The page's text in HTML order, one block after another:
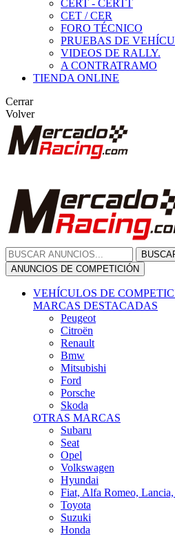
CERT - CERTT
CET / CER
FORO TÉCNICO
PRUEBAS DE
VIDEOS DE RALLY.
A CONTRATRAMO
TIENDA ONLINE
Cerrar
Volver
BUSCAR
ANUNCIOS DE COMPETICIÓN
VEHÍCULOS DE
MARCAS DESTACADAS
Peugeot
Citroën
Renault
Bmw
Mitsubishi
Ford
Porsche
Skoda
OTRAS MARCAS
Subaru
Seat
Opel
Volkswagen
Hyundai
Fiat, Alfa Romeo, Lancia,
Toyota
Suzuki
Honda
Mini